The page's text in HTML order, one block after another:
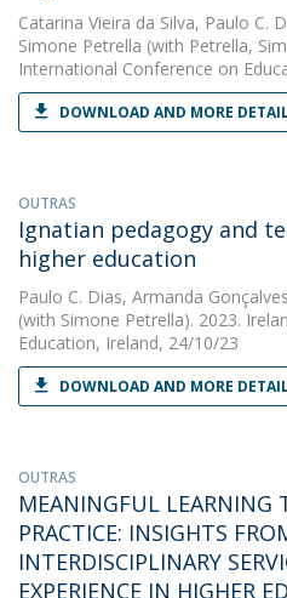
Catarina Vieira da Silva, Paulo C.
Simone Petrella (with Petrella,
International Conference on
DOWNLOAD AND MORE
OUTRAS
Ignatian pedagogy and
higher education
Paulo C. Dias, Armanda Gonçalves
(with Simone Petrella). 2023.
Education, Ireland, 24/10/23
DOWNLOAD AND MORE
OUTRAS
MEANINGFUL LEARNING
PRACTICE: INSIGHTS
INTERDISCIPLINARY
EXPERIENCE IN HIGHER